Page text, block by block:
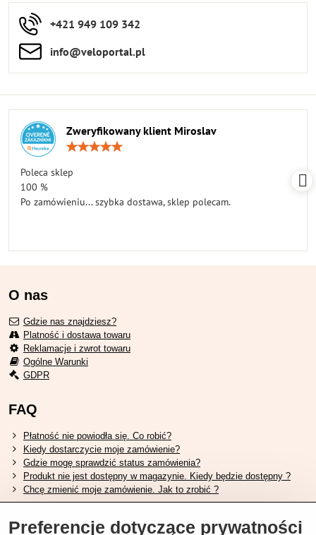
+421 949 109 342
info​​@veloportal​.pl
Zweryfikowany klient Miroslav
Poleca sklep
100 %
Po zamówieniu... szybka dostawa, sklep polecam.
O nas
Gdzie nas znajdziesz?
Platność i dostawa towaru
Reklamacje i zwrot towaru
Ogólne Warunki
GDPR
FAQ
Płatność nie powiodła się. Co robić?
Kiedy dostarczycie moje zamówienie?
Gdzie mogę sprawdzić status zamówienia?
Produkt nie jest dostępny w magazynie. Kiedy będzie dostępny ?
Chcę zmienić moje zamówienie. Jak to zrobić ?
Przydatne linki
Preferencje dotyczące prywatności